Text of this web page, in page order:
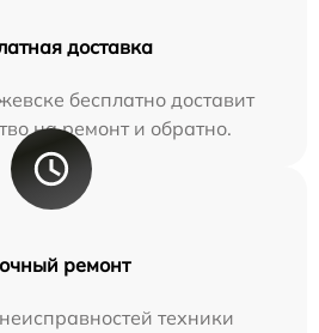
доставка
бесплатно доставит
на ремонт и обратно.
ремонт
техники